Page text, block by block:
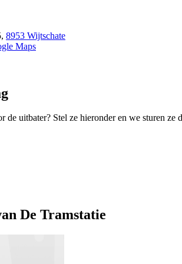
, 8953 Wijtschate
Maps
de uitbater? Stel ze hieronder en we sturen ze
De Tramstatie